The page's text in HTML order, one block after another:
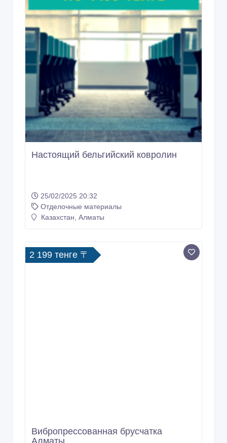
Настоящий бельгийский ковролин
25/02/2025 20:32
Отделочные материалы
Казахстан, Алматы
2 199 тенге 〒
Вибропрессованная брусчатка
Алматы.